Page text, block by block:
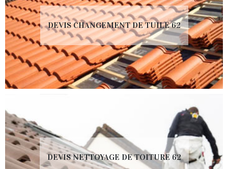
DEVIS CHANGEMENT DE TUILE 62
DEVIS NETTOYAGE DE TOITURE 62